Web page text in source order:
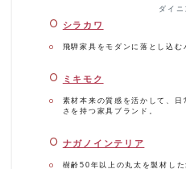
ダイニ
シラカワ
飛騨家具をモダンに落とし込む
ミキモク
素材本来の質感を活かして、日
さを持つ家具ブランド。
ナガノインテリア
樹齢50年以上の丸太を製材し